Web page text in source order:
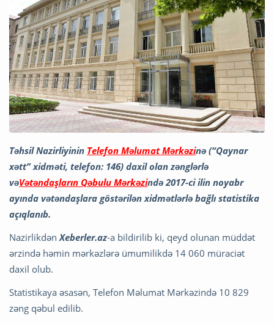
Təhsil Nazirliyinin Telefon Məlumat Mərkəzinə (“Qaynar
xətt” xidməti, telefon: 146) daxil olan zənglərlə
vəVətəndaşların Qəbulu Mərkəzində 2017-ci ilin noyabr
ayında vətəndaşlara göstərilən xidmətlərlə bağlı statistika
açıqlanıb.
Nazirlikdən Xeberler.az-a bildirilib ki, qeyd olunan müddət
ərzində həmin mərkəzlərə ümumilikdə 14 060 müraciət
daxil olub.
Statistikaya əsasən, Telefon Məlumat Mərkəzində 10 829
zəng qəbul edilib.